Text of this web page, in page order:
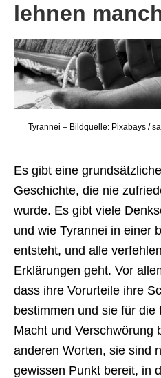
lehnen
Tyrannei – Bildquelle: Pixabays /
Es gibt eine
Geschichte, die nie
wurde. Es gibt viele
und wie Tyrannei in einer
entsteht, und alle
Erklärungen geht. Vor
dass ihre Vorurteile ihre
bestimmen und sie für die
Macht und Verschwörung
anderen Worten, sie sind
gewissen Punkt bereit, in